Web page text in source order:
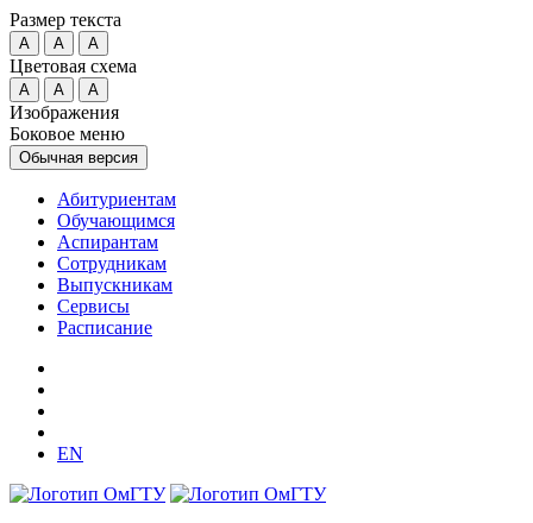
Размер текста
A A A
Цветовая схема
A A A
Изображения
Боковое меню
Обычная версия
Абитуриентам
Обучающимся
Аспирантам
Сотрудникам
Выпускникам
Сервисы
Расписание
EN